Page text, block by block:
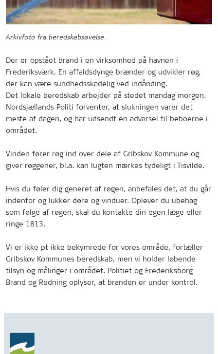
Arkivfoto fra beredskabsøvelse.
Der er opstået brand i en virksomhed på havnen i
Frederiksværk. En affaldsdynge brænder og udvikler røg,
der kan være sundhedsskadelig ved indånding.
Det lokale beredskab arbejder på stedet mandag morgen.
Nordsjællands Politi forventer, at slukningen varer det
meste af dagen, og har udsendt en advarsel til beboerne i
området.
Vinden fører røg ind over dele af Gribskov Kommune og
giver røggener, bl.a. kan lugten mærkes tydeligt i Tisvilde.
Hvis du føler dig generet af røgen, anbefales det, at du går
indenfor og lukker døre og vinduer. Oplever du ubehag
som følge af røgen, skal du kontakte din egen læge eller
ringe 1813.
Vi er ikke pt ikke bekymrede for vores område, fortæller
Gribskov Kommunes beredskab, men vi holder løbende
tilsyn og målinger i området. Politiet og Frederiksborg
Brand og Redning oplyser, at branden er under kontrol.